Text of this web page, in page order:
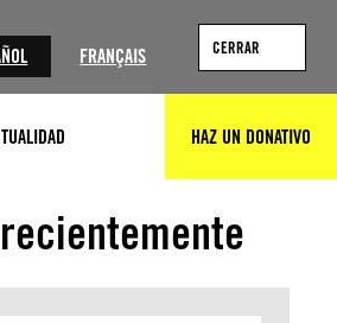
FRANÇAIS CERRAR
HAZ UN DONATIVO